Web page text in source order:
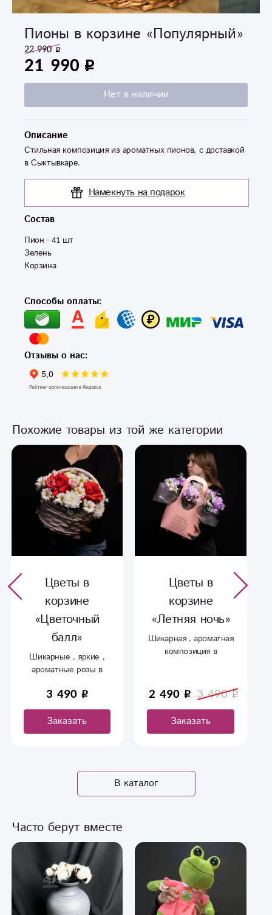
Пионы в корзине «Популярный»
21 990
22 990
Нет в наличии
Описание
Стильная композиция из ароматных пионов, с доставкой
в Сыктывкаре.
Намекнуть на подарок
Состав
Пион - 41 шт
Зелень
Корзина
Способы оплаты:
Отзывы о нас:
Похожие товары из той же категории
Цветы в
корзине
«Цветочный
балл»
Шикарные , яркие ,
ароматные розы в
3 490
Заказать
Цветы в
корзине
«Летняя ночь»
Шикарная , ароматная
композиция в
2 490 3 490
Заказать
В каталог
Часто берут вместе